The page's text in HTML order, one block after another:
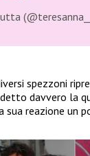
spezzoni
davvero la
reazione un